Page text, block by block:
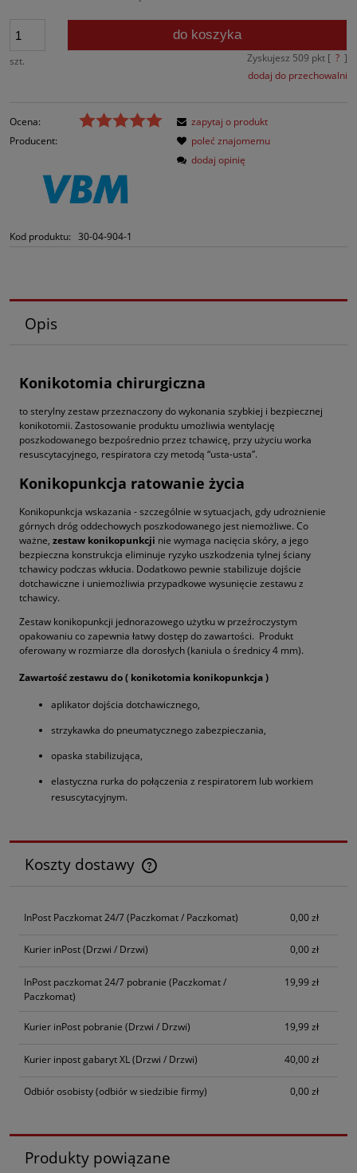
szt.
do koszyka
Zyskujesz 509 pkt [ ? ]
dodaj do przechowalni
Ocena:
Producent:
Kod produktu: 30-04-904-1
zapytaj o produkt
poleć znajomemu
dodaj opinię
Opis
Konikotomia chirurgiczna
to sterylny zestaw przeznaczony do wykonania szybkiej i bezpiecznej
konikotomii. Zastosowanie produktu umożliwia wentylację
poszkodowanego bezpośrednio przez tchawicę, przy użyciu worka
resuscytacyjnego, respiratora czy metodą “usta-usta”.
Konikopunkcja ratowanie życia
Konikopunkcja wskazania - szczególnie w sytuacjach, gdy udrożnienie
górnych dróg oddechowych poszkodowanego jest niemożliwe. Co
ważne, zestaw konikopunkcji nie wymaga nacięcia skóry, a jego
bezpieczna konstrukcja eliminuje ryzyko uszkodzenia tylnej ściany
tchawicy podczas wkłucia. Dodatkowo pewnie stabilizuje dojście
dotchawiczne i uniemożliwia przypadkowe wysunięcie zestawu z
tchawicy.
Zestaw konikopunkcji jednorazowego użytku w przeźroczystym
opakowaniu co zapewnia łatwy dostęp do zawartości. Produkt
oferowany w rozmiarze dla dorosłych (kaniula o średnicy 4 mm).
Zawartość zestawu do ( konikotomia konikopunkcja )
aplikator dojścia dotchawicznego,
strzykawka do pneumatycznego zabezpieczania,
opaska stabilizująca,
elastyczna rurka do połączenia z respiratorem lub workiem
resuscytacyjnym.
Koszty dostawy
Cena nie zawiera ewentualnych kosztów płatności
InPost Paczkomat 24/7(Paczkomat / Paczkomat) 0,00 zł
Kurier inPost(Drzwi / Drzwi) 0,00 zł
InPost paczkomat 24/7 pobranie (Paczkomat /
Paczkomat)
19,99 zł
Kurier inPost pobranie (Drzwi / Drzwi) 19,99 zł
Kurier inpost gabaryt XL(Drzwi / Drzwi) 40,00 zł
Odbiór osobisty(odbiór w siedzibie firmy) 0,00 zł
Produkty powiązane